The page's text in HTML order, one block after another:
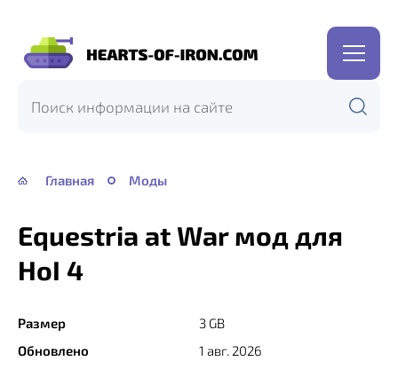
Hearts
Iron
Главная Моды
Equestria at War мод для
HoI 4
Размер
3 GB
Обновлено
1 авг. 2026